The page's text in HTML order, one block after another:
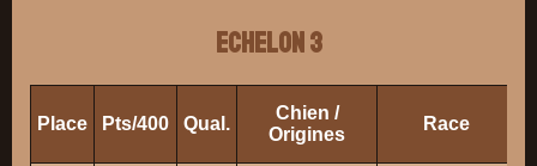
ECHELON 3
Place Pts/400 Qual.
Chien /
Origines
Race